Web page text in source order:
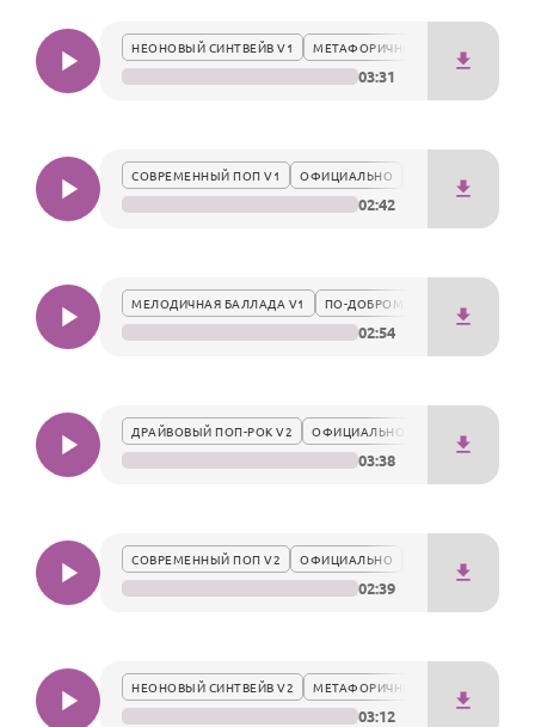
превращает поздравление в яркий гимн в честь
победителя.
НЕОНОВЫЙ СИНТВЕЙВ V1 МЕТАФОРИЧНО
03:31
СОВРЕМЕННЫЙ ПОП V1 ОФИЦИАЛЬНО
02:42
МЕЛОДИЧНАЯ БАЛЛАДА V1 ПО-ДОБРОМУ
02:54
ДРАЙВОВЫЙ ПОП-РОК V2 ОФИЦИАЛЬНО
03:38
СОВРЕМЕННЫЙ ПОП V2 ОФИЦИАЛЬНО
02:39
НЕОНОВЫЙ СИНТВЕЙВ V2 МЕТАФОРИЧНО
03:12